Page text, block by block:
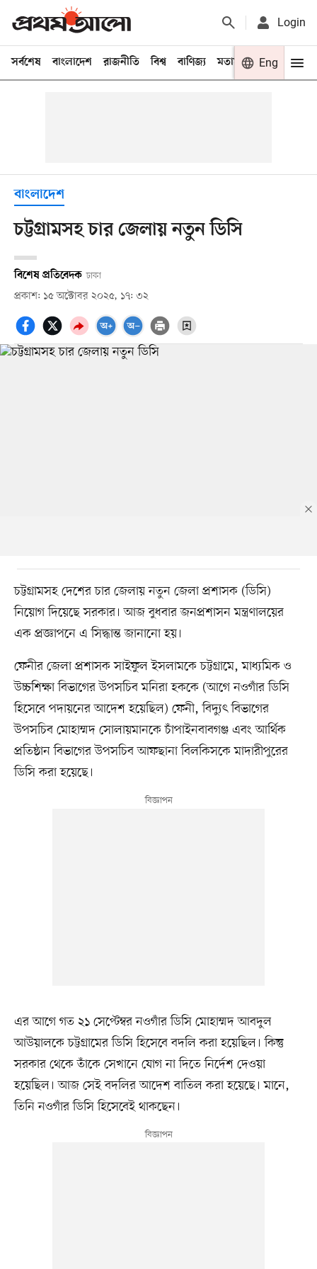
Login
সর্বশেষ বাংলাদেশ রাজনীতি বিশ্ব বাণিজ্য মতামত খেলা
Eng
বাংলাদেশ
চট্টগ্রামসহ চার জেলায় নতুন ডিসি
বিশেষ প্রতিবেদক ঢাকা
প্রকাশ: ১৫ অক্টোবর ২০২৫, ১৭: ৩২
চট্টগ্রামসহ দেশের চার জেলায় নতুন জেলা প্রশাসক (ডিসি)
নিয়োগ দিয়েছে সরকার। আজ বুধবার জনপ্রশাসন মন্ত্রণালয়ের
এক প্রজ্ঞাপনে এ সিদ্ধান্ত জানানো হয়।
ফেনীর জেলা প্রশাসক সাইফুল ইসলামকে চট্টগ্রামে, মাধ্যমিক ও
উচ্চশিক্ষা বিভাগের উপসচিব মনিরা হককে (আগে নওগাঁর ডিসি
হিসেবে পদায়নের আদেশ হয়েছিল) ফেনী, বিদ্যুৎ বিভাগের
উপসচিব মোহাম্মদ সোলায়মানকে চাঁপাইনবাবগঞ্জ এবং আর্থিক
প্রতিষ্ঠান বিভাগের উপসচিব আফছানা বিলকিসকে মাদারীপুরের
ডিসি করা হয়েছে।
এর আগে গত ২১ সেপ্টেম্বর নওগাঁর ডিসি মোহাম্মদ আবদুল
আউয়ালকে চট্টগ্রামের ডিসি হিসেবে বদলি করা হয়েছিল। কিন্তু
সরকার থেকে তাঁকে সেখানে যোগ না দিতে নির্দেশ দেওয়া
হয়েছিল। আজ সেই বদলির আদেশ বাতিল করা হয়েছে। মানে,
তিনি নওগাঁর ডিসি হিসেবেই থাকছেন।